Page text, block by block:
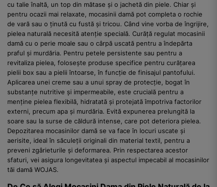
cu talie înaltă, un top din mătase și o jachetă din piele. Chiar și
pentru ocazii mai relaxate, mocasinii damă pot completa o rochie
de vară sau o ținută cu fustă și tricou. Când vine vorba de îngrijire,
pielea naturală necesită atenție specială. Curăță regulat mocasinii
damă cu o perie moale sau o cârpă uscată pentru a îndepărta
praful și murdăria. Pentru petele persistente sau pentru a
revitaliza pielea, folosește produse specifice pentru curățarea
pielii box sau a pielii întoarse, în funcție de finisajul pantofului.
Aplicarea unei creme sau a unui spray de protecție, bogat în
substanțe nutritive și impermeabile, este crucială pentru a
menține pielea flexibilă, hidratată și protejată împotriva factorilor
externi, precum apa și murdăria. Evită expunerea prelungită la
soare sau la surse de căldură intense, care pot deteriora pielea.
Depozitarea mocasinilor damă se va face în locuri uscate și
aerisite, ideal în săculeții originali din material textil, pentru a
preveni zgârieturile și deformarea. Prin respectarea acestor
sfaturi, vei asigura longevitatea și aspectul impecabil al mocasinilor
tăi damă WOJAS.